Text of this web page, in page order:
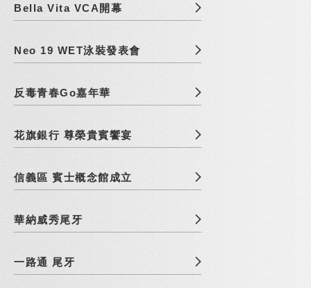
Bella Vita VCA開幕
Neo 19 WET泳裝發表會
反毒青春Go嘉年華
花旗銀行 尊榮貴賓饗宴
信義區 賓士概念館成立
華納威秀尾牙
一路通 尾牙